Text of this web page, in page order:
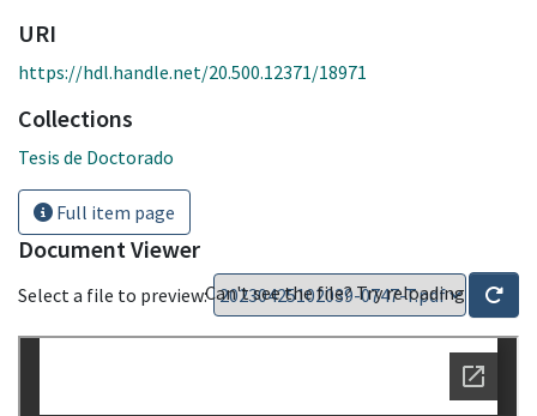
URI
https://hdl.handle.net/20.500.12371/18971
Collections
Tesis de Doctorado
Full item page
Document Viewer
Select a file to preview:Can't see the file? Try reloading